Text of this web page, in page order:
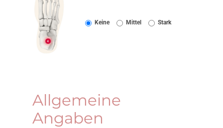
Allgemeine
Angaben